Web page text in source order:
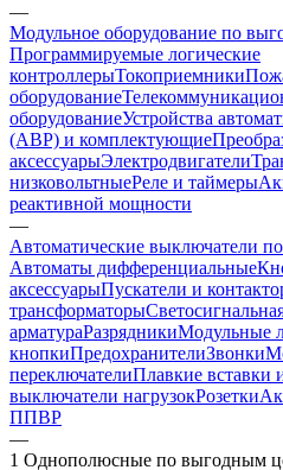
—
Модульное оборудование по
Программируемые логические
контроллерыТокоприемники
оборудование
оборудованиеУстройства
(АВР) и комплектующие
аксессуарыЭлектродвигатели
низковольтныеРеле и таймеры
реактивной мощности
—
Автоматические выключатели
Автоматы дифференциальные
аксессуарыПускатели и
трансформаторы
арматураРазрядникиМодульные
кнопкиПредохранителиЗвонки
переключателиПлавкие вставки
выключатели нагрузокРозетки
ППВР
—
1 Однополюсные по выгодным